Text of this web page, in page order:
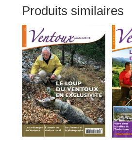
Produits similaires